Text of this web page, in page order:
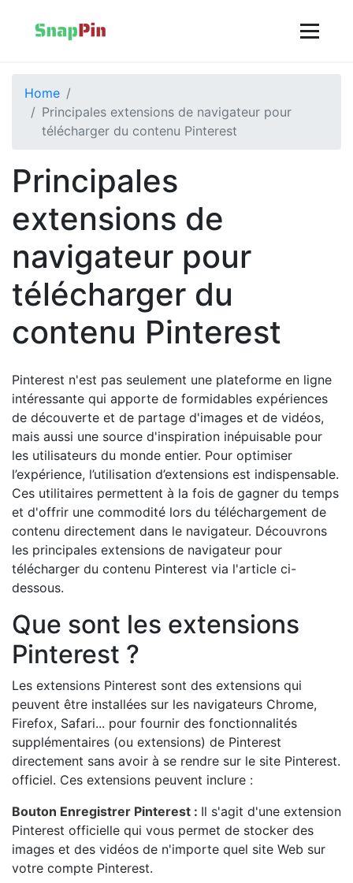
Home
Principales extensions de navigateur pour
télécharger du contenu Pinterest
Principales
extensions de
navigateur pour
télécharger du
contenu Pinterest
Pinterest n'est pas seulement une plateforme en ligne
intéressante qui apporte de formidables expériences
de découverte et de partage d'images et de vidéos,
mais aussi une source d'inspiration inépuisable pour
les utilisateurs du monde entier. Pour optimiser
l’expérience, l’utilisation d’extensions est indispensable.
Ces utilitaires permettent à la fois de gagner du temps
et d'offrir une commodité lors du téléchargement de
contenu directement dans le navigateur. Découvrons
les principales extensions de navigateur pour
télécharger du contenu Pinterest via l'article ci-
dessous.
Que sont les extensions
Pinterest ?
Les extensions Pinterest sont des extensions qui
peuvent être installées sur les navigateurs Chrome,
Firefox, Safari... pour fournir des fonctionnalités
supplémentaires (ou extensions) de Pinterest
directement sans avoir à se rendre sur le site Pinterest.
officiel. Ces extensions peuvent inclure :
Bouton Enregistrer Pinterest : Il s'agit d'une extension
Pinterest officielle qui vous permet de stocker des
images et des vidéos de n'importe quel site Web sur
votre compte Pinterest.